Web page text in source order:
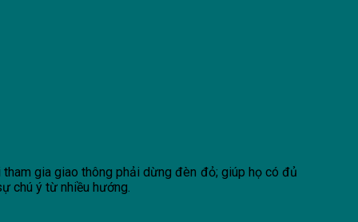
gia giao thông phải dừng đèn đỏ; giúp họ có đủ
chú ý từ nhiều hướng.